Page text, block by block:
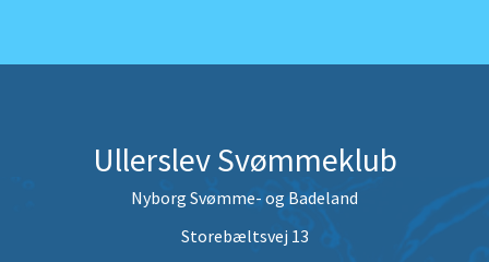
Ullerslev Svømmeklub
Nyborg Svømme- og Badeland
Storebæltsvej 13